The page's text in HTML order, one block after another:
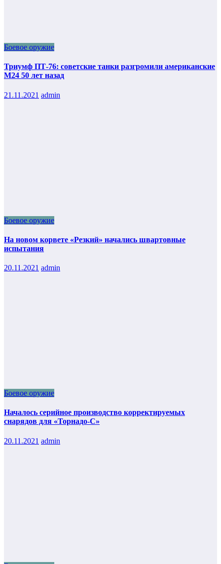
Боевое оружие
Триумф ПТ-76: советские танки разгромили американские
М24 50 лет назад
21.11.2021 admin
Боевое оружие
На новом корвете «Резкий» начались швартовные
испытания
20.11.2021 admin
Боевое оружие
Началось серийное производство корректируемых
снарядов для «Торнадо-С»
20.11.2021 admin